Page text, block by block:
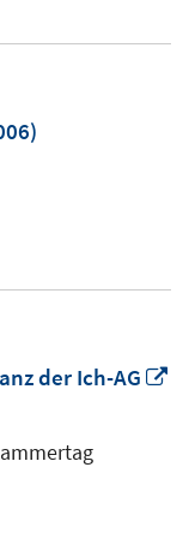
der Ich-AG